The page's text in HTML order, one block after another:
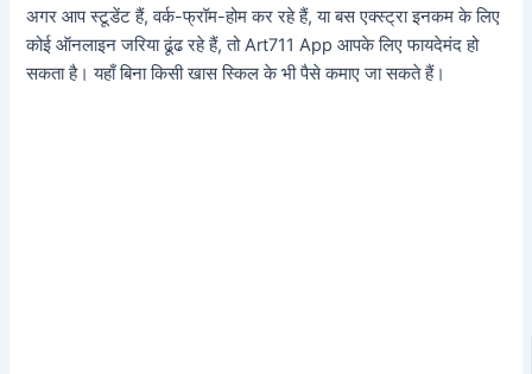
अगर आप स्टूडेंट हैं, वर्क-फ्रॉम-होम कर रहे हैं, या बस एक्स्ट्रा इनकम के लिए
कोई ऑनलाइन जरिया ढूंढ रहे हैं, तो Art711 App आपके लिए फायदेमंद हो
सकता है। यहाँ बिना किसी खास स्किल के भी पैसे कमाए जा सकते हैं।